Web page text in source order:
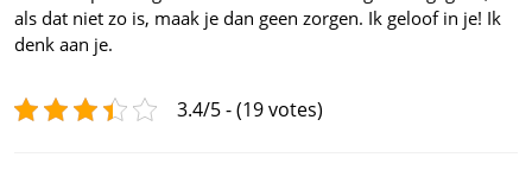
als dat niet zo is, maak je dan geen zorgen. Ik geloof in je! Ik
denk aan je.
3.4/5 - (19 votes)